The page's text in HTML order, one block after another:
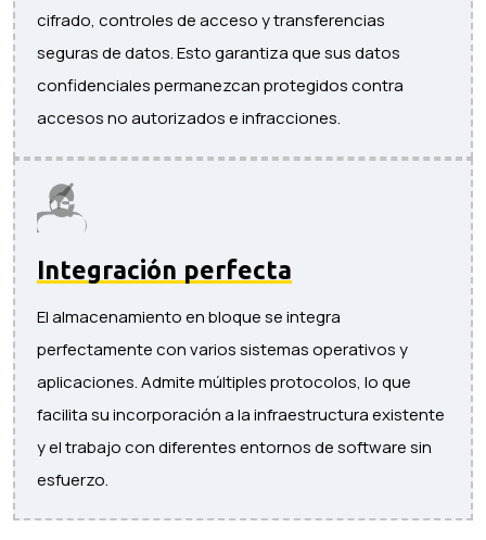
cifrado, controles de acceso y transferencias
seguras de datos. Esto garantiza que sus datos
confidenciales permanezcan protegidos contra
accesos no autorizados e infracciones.
Integración perfecta
El almacenamiento en bloque se integra
perfectamente con varios sistemas operativos y
aplicaciones. Admite múltiples protocolos, lo que
facilita su incorporación a la infraestructura existente
y el trabajo con diferentes entornos de software sin
esfuerzo.